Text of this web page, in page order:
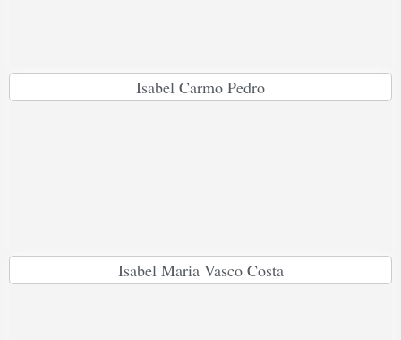
Isabel Carmo Pedro
Isabel Maria Vasco Costa